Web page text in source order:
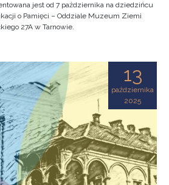
jest od 7 października na dziedzińcu
o Pamięci – Oddziale Muzeum Ziemi
27A w Tarnowie.
13
października
2025